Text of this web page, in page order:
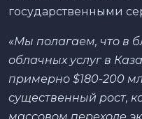
государственными
«Мы полагаем, что в
облачных услуг в
примерно $180-200
существенный рост,